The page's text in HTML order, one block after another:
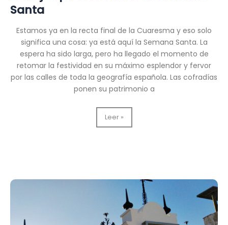
Santa
Estamos ya en la recta final de la Cuaresma y eso solo
significa una cosa: ya está aquí la Semana Santa. La
espera ha sido larga, pero ha llegado el momento de
retomar la festividad en su máximo esplendor y fervor
por las calles de toda la geografía española. Las cofradías
ponen su patrimonio a
Nuevos
faroles
procesionales
Semana
Santa
Leer »